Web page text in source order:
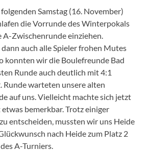
Samstag (16. November)
die Vorrunde des Winterpokals
A-Zwischenrunde einziehen.
auch alle Spieler frohen Mutes
konnten wir die Boulefreunde Bad
Runde auch deutlich mit 4:1
Runde warteten unsere alten
auf uns. Vielleicht machte sich jetzt
bemerkbar. Trotz einiger
entscheiden, mussten wir uns Heide
nach Heide zum Platz 2
A-Turniers.